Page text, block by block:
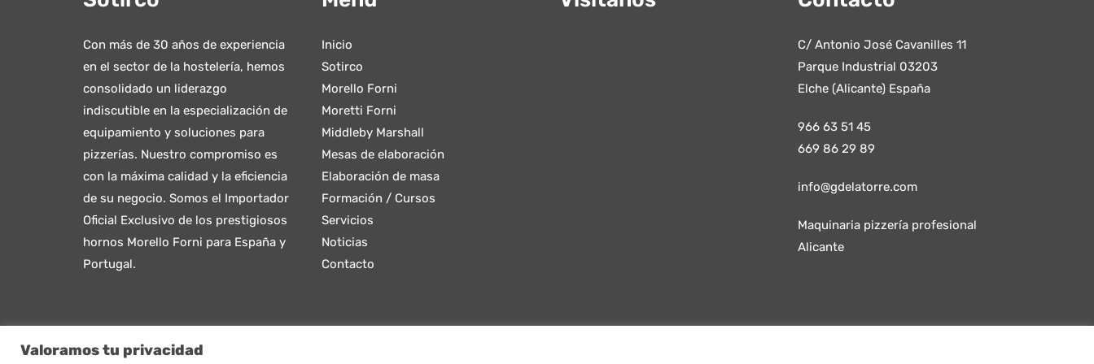
Valoramos tu privacidad
Con más de 30 años de experiencia
en el sector de la hostelería, hemos
consolidado un liderazgo
indiscutible en la especialización de
equipamiento y soluciones para
pizzerías. Nuestro compromiso es
con la máxima calidad y la eficiencia
de su negocio. Somos el Importador
Oficial Exclusivo de los prestigiosos
hornos Morello Forni para España y
Portugal.
Inicio
Sotirco
Morello Forni
Moretti Forni
Middleby Marshall
Mesas de elaboración
Elaboración de masa
Formación / Cursos
Servicios
Noticias
Contacto
C/ Antonio José Cavanilles 11
Parque Industrial 03203
Elche (Alicante) España
966 63 51 45
669 86 29 89
info@gdelatorre.com
Maquinaria pizzería profesional
Alicante